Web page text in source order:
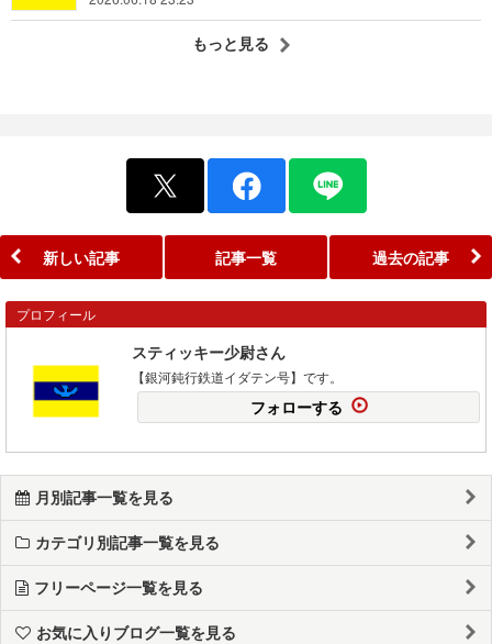
もっと見る
新しい記事 記事一覧 過去の記事
プロフィール
スティッキー少尉さん
【銀河鈍行鉄道イダテン号】です。
フォローする
月別記事一覧を見る
カテゴリ別記事一覧を見る
フリーページ一覧を見る
お気に入りブログ一覧を見る